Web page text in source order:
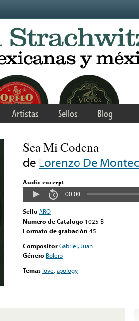
Artistas Sellos Blog
Sea Mi Codena
de Lorenzo De
Audio excerpt
00:00
Sello ARO
Numero de Catalogo 1025-B
Formato de grabación 45
CompositorGabriel, Juan
Género Bolero
Temas love,apology